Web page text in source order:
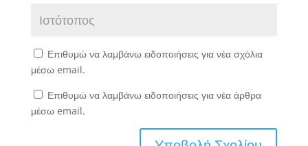
Επιθυμώ να λαμβάνω ειδοποιήσεις για νέα σχόλια
μέσω email.
Επιθυμώ να λαμβάνω ειδοποιήσεις για νέα άρθρα
μέσω email.